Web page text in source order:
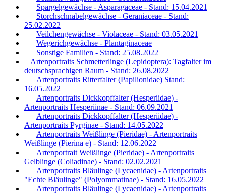
Spargelgewächse - Asparagaceae - Stand: 15.04.2021
Storchschnabelgewächse - Geraniaceae - Stand:
25.02.2022
Veilchengewächse - Violaceae - Stand: 03.05.2021
Wegerichgewächse - Plantaginaceae
Sonstige Familien - Stand: 25.08.2022
Artenportraits Schmetterlinge (Lepidoptera): Tagfalter im
deutschsprachigen Raum - Stand: 26.08.2022
Artenportraits Ritterfalter (Papilionidae) Stand:
16.05.2022
Artenportraits Dickkopffalter (Hesperiidae) -
Artenportraits Hesperiinae - Stand: 06.09.2021
Artenportraits Dickkopffalter (Hesperiidae) -
Artenportraits Pyrginae - Stand: 14.05.2022
Artenportraits Weißlinge (Pieridae) - Artenportraits
Weißlinge (Pierina e) - Stand: 12.06.2022
Artenportrait Weißlinge (Pieridae) - Artenportraits
Gelblinge (Coliadinae) - Stand: 02.02.2021
Artenportraits Bläulinge (Lycaenidae) - Artenportraits
"Echte Bläulinge" (Polyommatinae) - Stand: 16.05.2022
Artenportraits Bläulinge (Lycaenidae) - Artenportraits